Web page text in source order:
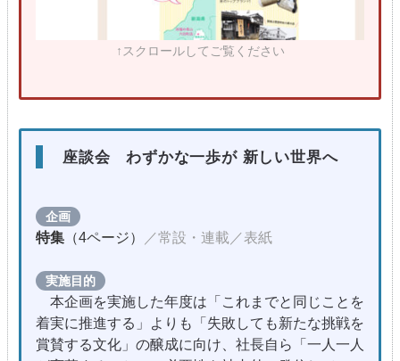
↑スクロールしてご覧ください
座談会 わずかな一歩が 新しい世界へ
企画
特集 （4ページ） ／常設・連載／表紙
実施目的
本企画を実施した年度は「これまでと同じことを
着実に推進する」よりも「失敗しても新たな挑戦を
賞賛する文化」の醸成に向け、社長自ら「一人一人